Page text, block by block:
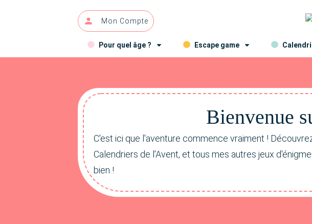
Mon Compte
Pour quel âge ? Escape game
Bienvenue
C'est ici que l'aventure commence vraiment !
Calendriers de l'Avent, et tous mes autres jeux
bien !